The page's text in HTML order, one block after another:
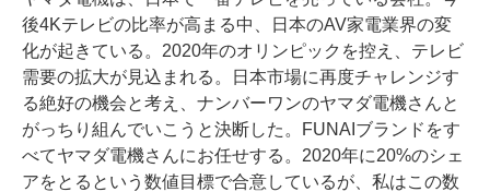
後4Kテレビの比率が高まる中、日本のAV家電業界の変
化が起きている。2020年のオリンピックを控え、テレビ
需要の拡大が見込まれる。日本市場に再度チャレンジす
る絶好の機会と考え、ナンバーワンのヤマダ電機さんと
がっちり組んでいこうと決断した。FUNAIブランドをす
べてヤマダ電機さんにお任せする。2020年に20%のシェ
アをとるという数値目標で合意しているが、私はこの数